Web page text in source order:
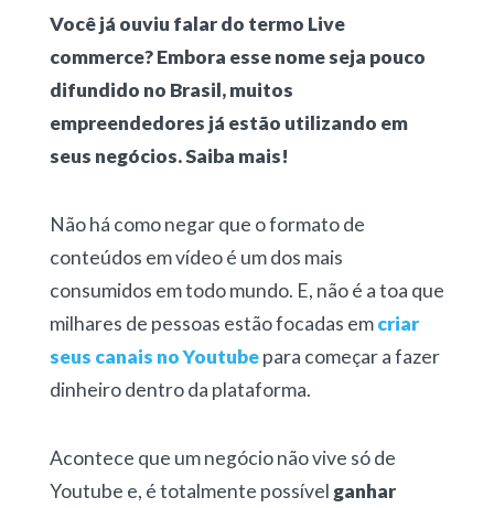
Você já ouviu falar do termo Live
commerce? Embora esse nome seja pouco
difundido no Brasil, muitos
empreendedores já estão utilizando em
seus negócios. Saiba mais!
Não há como negar que o formato de
conteúdos em vídeo é um dos mais
consumidos em todo mundo. E, não é a toa que
milhares de pessoas estão focadas emcriar
seus canais no Youtubepara começar a fazer
dinheiro dentro da plataforma.
Acontece que um negócio não vive só de
Youtube e, é totalmente possível ganhar